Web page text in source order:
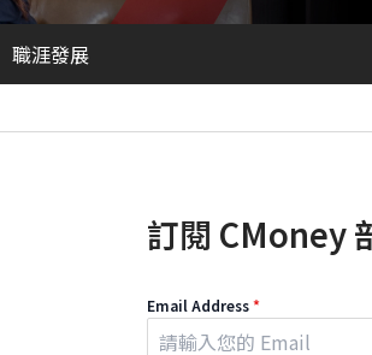
職涯發展
訂閱 CMoney
Email Address*